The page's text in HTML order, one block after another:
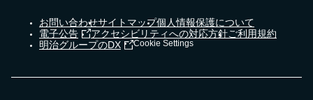
お問い合わせサイトマップ個人情報保護について
電子公告
アクセシビリティへの対応方針ご利用規約
明治グループのDX
Cookie Settings